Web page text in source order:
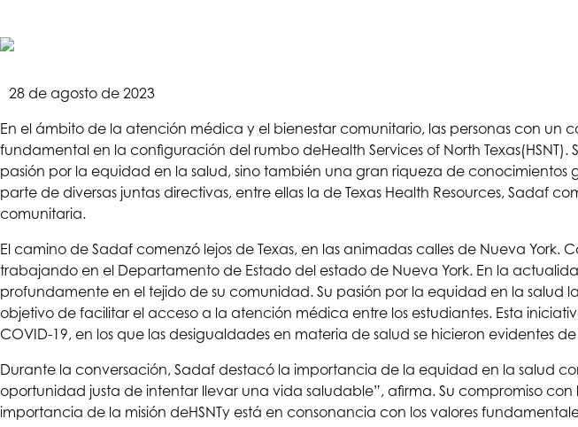
28 de agosto de 2023
En el ámbito de la atención médica y el bienestar comunitario, las personas con
fundamental en la configuración del rumbo deHealth Services of North Texas
pasión por la equidad en la salud, sino también una gran riqueza de
parte de diversas juntas directivas, entre ellas la de Texas Health Resources,
comunitaria.
El camino de Sadaf comenzó lejos de Texas, en las animadas calles de Nueva
trabajando en el Departamento de Estado del estado de Nueva York. En la
profundamente en el tejido de su comunidad. Su pasión por la equidad en la salud
objetivo de facilitar el acceso a la atención médica entre los estudiantes. Esta
COVID-19, en los que las desigualdades en materia de salud se hicieron evidentes
Durante la conversación, Sadaf destacó la importancia de la equidad en la salud
oportunidad justa de intentar llevar una vida saludable”, afirma. Su compromiso
importancia de la misión deHSNTy está en consonancia con los valores